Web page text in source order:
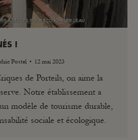
!
Postel 12 mai 2023
de Porteils, on aime la
Notre établissement a
modèle de tourisme durable,
sociale et écologique.